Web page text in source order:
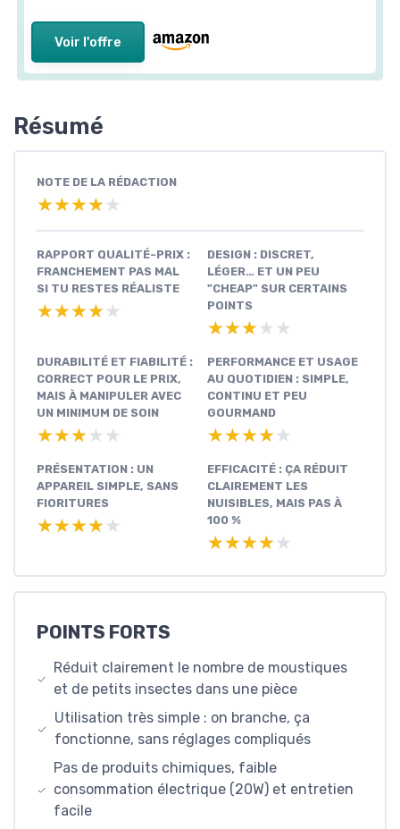
Voir l'offre
Résumé
NOTE DE LA RÉDACTION
★★★★★
★★★★★
RAPPORT QUALITÉ-PRIX :
FRANCHEMENT PAS MAL
SI TU RESTES RÉALISTE
★★★★★
★★★★★
DESIGN : DISCRET,
LÉGER… ET UN PEU
"CHEAP" SUR CERTAINS
POINTS
★★★★★
★★★★★
DURABILITÉ ET FIABILITÉ :
CORRECT POUR LE PRIX,
MAIS À MANIPULER AVEC
UN MINIMUM DE SOIN
★★★★★
★★★★★
PERFORMANCE ET USAGE
AU QUOTIDIEN : SIMPLE,
CONTINU ET PEU
GOURMAND
★★★★★
★★★★★
PRÉSENTATION : UN
APPAREIL SIMPLE, SANS
FIORITURES
★★★★★
★★★★★
EFFICACITÉ : ÇA RÉDUIT
CLAIREMENT LES
NUISIBLES, MAIS PAS À
100 %
★★★★★
★★★★★
POINTS FORTS
Réduit clairement le nombre de moustiques
et de petits insectes dans une pièce
Utilisation très simple : on branche, ça
fonctionne, sans réglages compliqués
Pas de produits chimiques, faible
consommation électrique (20W) et entretien
facile